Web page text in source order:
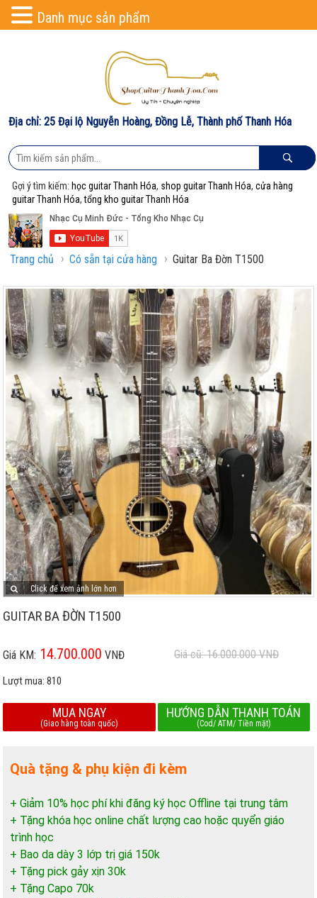
Địa chỉ: 25 Đại lộ Nguyễn Hoàng, Đồng Lễ, Thành phố Thanh Hóa
Gợi ý tìm kiếm: học guitar Thanh Hóa, shop guitar Thanh Hóa,cửa hàng
guitar Thanh Hóa,tổng kho guitar Thanh Hóa
Trang chủ › Có sẵn tại cửa hàng › Guitar Ba Đờn T1500
Click để xem ảnh lớn hơn
GUITAR BA ĐỜN T1500
Giá KM: 14.700.000 VNĐ Giá cũ: 16.000.000VNĐ
Lượt mua:810
MUA NGAY
(Giao hàng toàn quốc)
HƯỚNG DẪN THANH TOÁN
(Cod/ ATM/ Tiền mặt)
Quà tặng & phụ kiện đi kèm
+ Giảm 10% học phí khi đăng ký học Offline tại trung tâm
+ Tặng khóa học online chất lượng cao hoặc quyển giáo
trình học
+ Bao da dày 3 lớp trị giá 150k
+ Tặng pick gảy xịn 30k
+ Tặng Capo 70k
Danh mục sản phẩm